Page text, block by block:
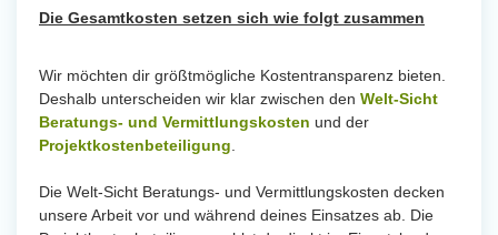
Die Gesamtkosten setzen sich wie folgt zusammen
Wir möchten dir größtmögliche Kostentransparenz bieten.
Deshalb unterscheiden wir klar zwischen den Welt-Sicht
Beratungs- und Vermittlungskosten und der
Projektkostenbeteiligung
Die Welt-Sicht Beratungs- und Vermittlungskosten decken
unsere Arbeit vor und während deines Einsatzes ab. Die